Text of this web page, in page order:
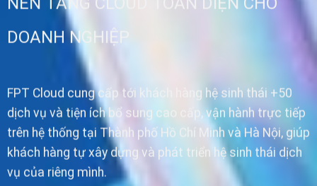
DOANH NGHIỆP
FPT Cloud cung cấp tới khách hàng hệ sinh thái +50
dịch vụ và tiện ích bổ sung cao cấp, vận hành trực tiếp
trên hệ thống tại Thành phố Hồ Chí Minh và Hà Nội, giúp
khách hàng tự xây dựng và phát triển hệ sinh thái dịch
vụ của riêng mình.